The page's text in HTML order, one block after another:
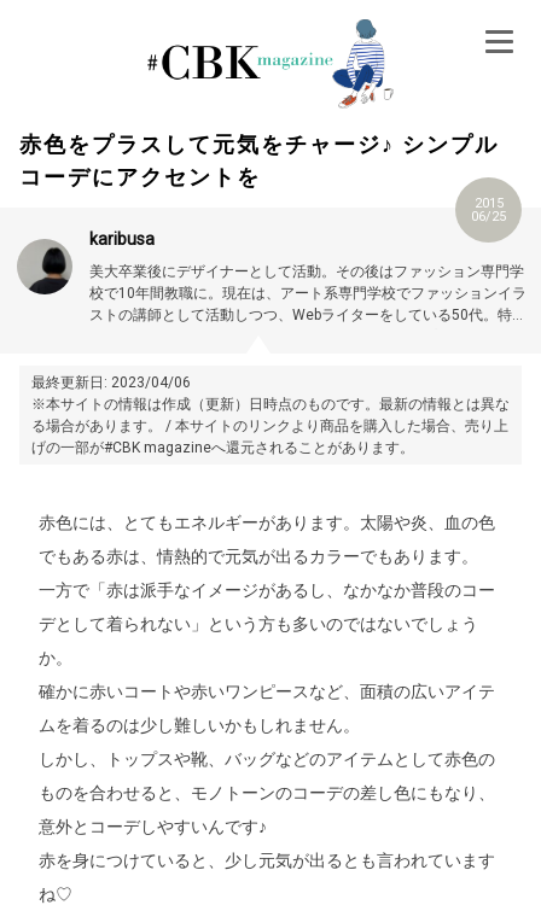
赤色をプラスして元気をチャージ♪ シンプル
コーデにアクセントを
2015
06/25
karibusa
美大卒業後にデザイナーとして活動。その後はファッション専門学
校で10年間教職に。現在は、アート系専門学校でファッションイラ
ストの講師として活動しつつ、Webライターをしている50代。特に
最終更新日: 2023/04/06
※本サイトの情報は作成（更新）日時点のものです。最新の情報とは異な
る場合があります。 / 本サイトのリンクより商品を購入した場合、売り上
げの一部が#CBK magazineへ還元されることがあります。
赤色には、とてもエネルギーがあります。太陽や炎、血の色
でもある赤は、情熱的で元気が出るカラーでもあります。
一方で「赤は派手なイメージがあるし、なかなか普段のコー
デとして着られない」という方も多いのではないでしょう
か。
確かに赤いコートや赤いワンピースなど、面積の広いアイテ
ムを着るのは少し難しいかもしれません。
しかし、トップスや靴、バッグなどのアイテムとして赤色の
ものを合わせると、モノトーンのコーデの差し色にもなり、
意外とコーデしやすいんです♪
赤を身につけていると、少し元気が出るとも言われています
ね♡